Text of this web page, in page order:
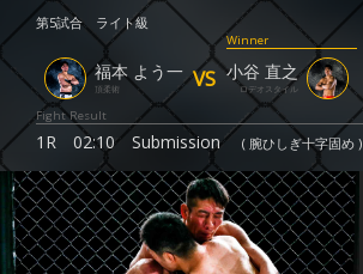
第5試合 ライト級
Winner
福本 よう一
頂柔術 VS 小谷 直之
ロデオスタイル
Fight Result
1R 02:10 Submission ( 腕ひしぎ十字固め )